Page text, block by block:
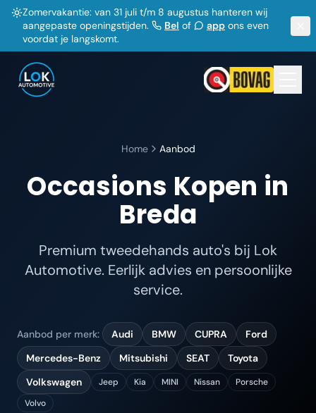
Zomervakantie: van 31 juli t/m 8 augustus hanteren wij
aangepaste openingstijden.
Bel of app ons even
voordat je langskomt.
Home Aanbod
Occasions Kopen in
Breda
Premium tweedehands auto's bij Lok
Automotive. Eerlijk advies en persoonlijke
service.
Aanbod per merk: Audi BMW CUPRA
Ford
Mercedes-Benz
Mitsubishi SEAT
Toyota
Volkswagen
Jeep Kia MINI Nissan
Porsche
Volvo